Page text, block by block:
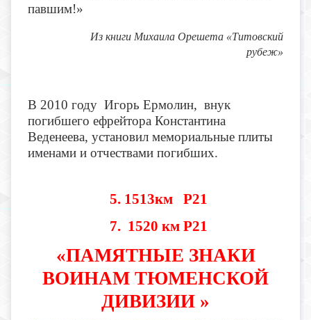
павшим!»
Из книги Михаила Орешета «Титовский
рубеж»
В 2010 году Игорь Ермолин, внук
погибшего ефрейтора Константина
Веденеева, установил мемориальные плиты
именами и отчествами погибших.
5. 1513км Р21
7. 1520 км Р21
«ПАМЯТНЫЕ ЗНАКИ
ВОИНАМ ТЮМЕНСКОЙ
ДИВИЗИИ »